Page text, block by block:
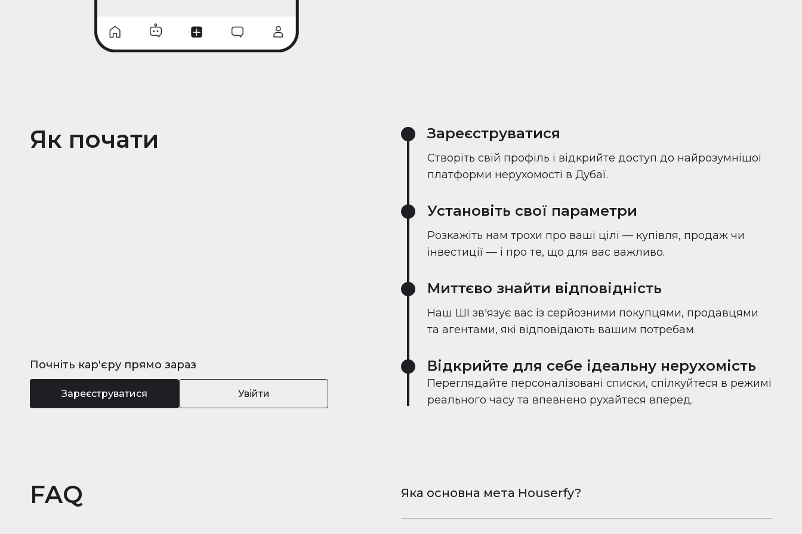
Як почати
Почніть кар'єру прямо зараз
Зареєструватися Увійти
Зареєструватися
Створіть свій профіль і відкрийте доступ до найрозумнішої
платформи нерухомості в Дубаї.
Установіть свої параметри
Розкажіть нам трохи про ваші цілі — купівля, продаж чи
інвестиції — і про те, що для вас важливо.
Миттєво знайти відповідність
Наш ШІ зв'язує вас із серйозними покупцями, продавцями
та агентами, які відповідають вашим потребам.
Відкрийте для себе ідеальну нерухомість
Переглядайте персоналізовані списки, спілкуйтеся в режимі
реального часу та впевнено рухайтеся вперед.
FAQ Яка основна мета Houserfy?